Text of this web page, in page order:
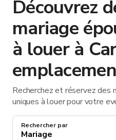
Découvrez
mariage
à louer à
Recherchez et réservez des
uniques à louer pour votre
Rechercher par